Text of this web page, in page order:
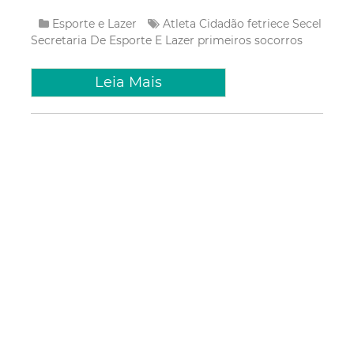
Esporte e Lazer Atleta Cidadão fetriece Secel
Secretaria De Esporte E Lazer primeiros socorros
Leia Mais